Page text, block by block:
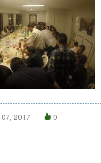
07, 2017 0